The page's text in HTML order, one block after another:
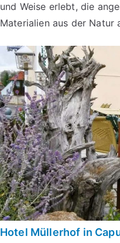
und Weise erlebt, die
Materialien aus der Natur
Hotel Müllerhof in